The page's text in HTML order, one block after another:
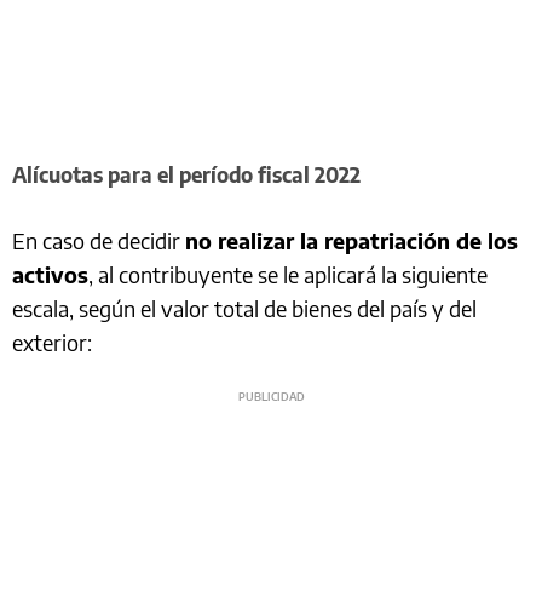
Alícuotas para el período fiscal 2022
En caso de decidir no realizar la repatriación de los
activos, al contribuyente se le aplicará la siguiente
escala, según el valor total de bienes del país y del
exterior: